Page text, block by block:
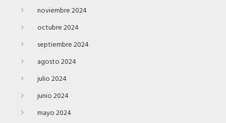
noviembre 2024
octubre 2024
septiembre 2024
agosto 2024
julio 2024
junio 2024
mayo 2024